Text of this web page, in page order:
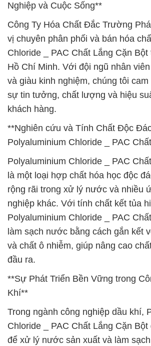
Nghiệp và Cuộc Sống**
Công Ty Hóa Chất Đắc Trường
vị chuyên phân phối và bán hóa
Chloride _ PAC Chất Lắng Cặn
Hồ Chí Minh. Với đội ngũ nhân
và giàu kinh nghiệm, chúng tôi
sự tin tưởng, chất lượng và hiệu
khách hàng.
**Nghiên cứu và Tính Chất Độc
Polyaluminium Chloride _ PAC
Polyaluminium Chloride _ PAC
là một loại hợp chất hóa học độc
rộng rãi trong xử lý nước và nhiều
nghiệp khác. Với tính chất kết tủa
Polyaluminium Chloride _ PAC
làm sạch nước bằng cách gắn kết
và chất ô nhiễm, giúp nâng cao
đầu ra.
**Sự Phát Triển Bền Vững trong
Khí**
Trong ngành công nghiệp dầu khí,
Chloride _ PAC Chất Lắng Cặn
để xử lý nước sản xuất và làm